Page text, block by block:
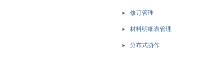
修订管理
材料明细表管理
分布式协作